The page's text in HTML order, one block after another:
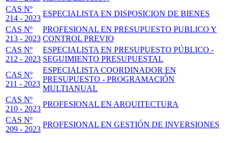
CAS Nº
214 - 2023
ESPECIALISTA EN DISPOSICION DE BIENES
CAS Nº
213 - 2023
PROFESIONAL EN PRESUPUESTO PUBLICO Y
CONTROL PREVIO
CAS Nº
212 - 2023
ESPECIALISTA EN PRESUPUESTO PÚBLICO -
SEGUIMIENTO PRESUPUESTAL
CAS Nº
211 - 2023
ESPECIALISTA COORDINADOR EN
PRESUPUESTO - PROGRAMACIÓN
MULTIANUAL
CAS Nº
210 - 2023
PROFESIONAL EN ARQUITECTURA
CAS Nº
209 - 2023
PROFESIONAL EN GESTIÓN DE INVERSIONES